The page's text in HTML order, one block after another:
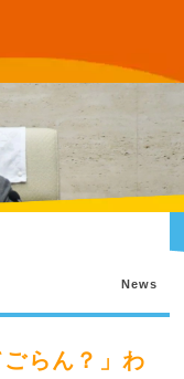
News
らん？」わ